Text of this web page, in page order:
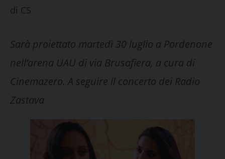
di CS
Sarà proiettato martedì 30 luglio a Pordenone
nell’arena UAU di via Brusafiera, a cura di
Cinemazero. A seguire il concerto dei Radio
Zastava